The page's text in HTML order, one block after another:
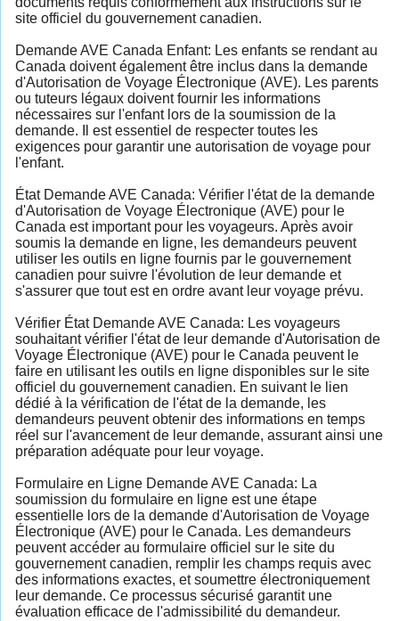
site officiel du gouvernement canadien.
Demande AVE Canada Enfant: Les enfants se rendant au
Canada doivent également être inclus dans la demande
d'Autorisation de Voyage Électronique (AVE). Les parents
ou tuteurs légaux doivent fournir les informations
nécessaires sur l'enfant lors de la soumission de la
demande. Il est essentiel de respecter toutes les
exigences pour garantir une autorisation de voyage pour
l'enfant.
État Demande AVE Canada: Vérifier l'état de la demande
d'Autorisation de Voyage Électronique (AVE) pour le
Canada est important pour les voyageurs. Après avoir
soumis la demande en ligne, les demandeurs peuvent
utiliser les outils en ligne fournis par le gouvernement
canadien pour suivre l'évolution de leur demande et
s'assurer que tout est en ordre avant leur voyage prévu.
Vérifier État Demande AVE Canada: Les voyageurs
souhaitant vérifier l'état de leur demande d'Autorisation de
Voyage Électronique (AVE) pour le Canada peuvent le
faire en utilisant les outils en ligne disponibles sur le site
officiel du gouvernement canadien. En suivant le lien
dédié à la vérification de l'état de la demande, les
demandeurs peuvent obtenir des informations en temps
réel sur l'avancement de leur demande, assurant ainsi une
préparation adéquate pour leur voyage.
Formulaire en Ligne Demande AVE Canada: La
soumission du formulaire en ligne est une étape
essentielle lors de la demande d'Autorisation de Voyage
Électronique (AVE) pour le Canada. Les demandeurs
peuvent accéder au formulaire officiel sur le site du
gouvernement canadien, remplir les champs requis avec
des informations exactes, et soumettre électroniquement
leur demande. Ce processus sécurisé garantit une
évaluation efficace de l'admissibilité du demandeur.